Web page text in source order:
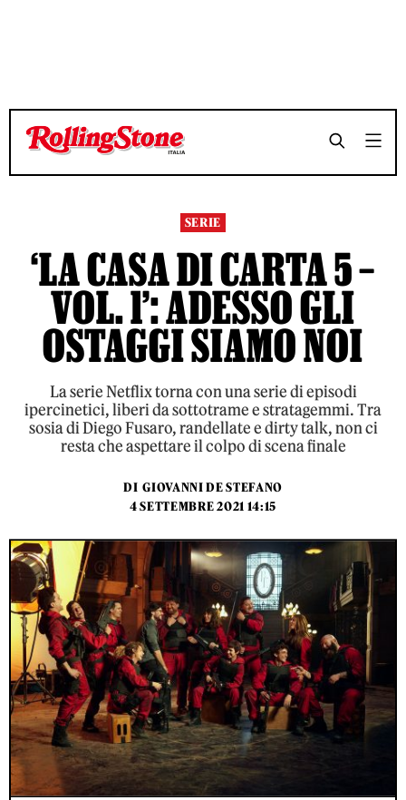
TEMPO DI LETTURA 10 MINUTI SHARE
TEMPO DI LETTURA 10 MINUTI SHARE
SERIE
‘LA CASA DI CARTA 5 –
VOL. 1’: ADESSO GLI
OSTAGGI SIAMO NOI
La serie Netflix torna con una serie di episodi
ipercinetici, liberi da sottotrame e stratagemmi. Tra
sosia di Diego Fusaro, randellate e dirty talk, non ci
resta che aspettare il colpo di scena finale
DI GIOVANNI DE STEFANO
4 SETTEMBRE 2021 14:15